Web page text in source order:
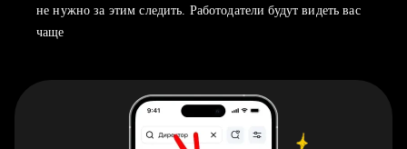
не нужно за этим следить. Работодатели будут видеть вас
чаще